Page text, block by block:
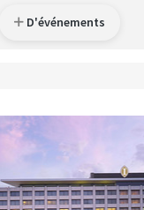
D'événements